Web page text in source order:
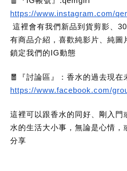
https://www.instagram.com/
這裡會有我們新品到貨剪影、
有商品介紹，喜歡純影片、純圖
鎖定我們的IG動態
🧧『討論區』：香水的過去現在
https://www.facebook.com/
這裡可以跟香水的同好、剛入門
水的生活大小事，無論是心情，
分享